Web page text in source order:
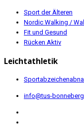
Sport der Älteren
Nordic Walking /
Fit und Gesund
Rücken Aktiv
Leichtathletik
info@tus-